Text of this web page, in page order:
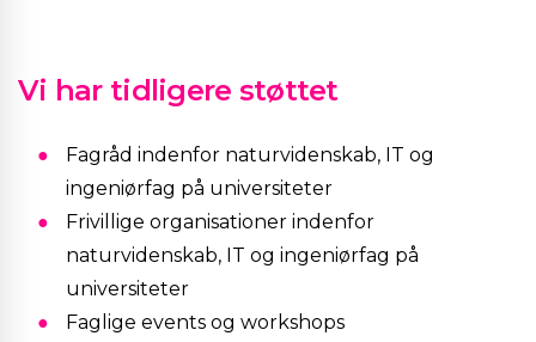
Vi har tidligere støttet
Fagråd indenfor naturvidenskab, IT og
ingeniørfag på universiteter
Frivillige organisationer indenfor
naturvidenskab, IT og ingeniørfag på
universiteter
Faglige events og workshops